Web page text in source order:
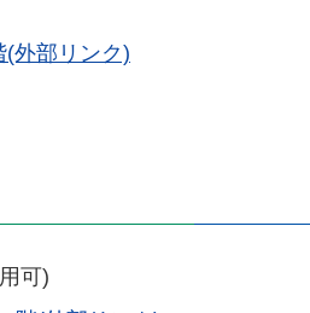
外部リンク)
可)